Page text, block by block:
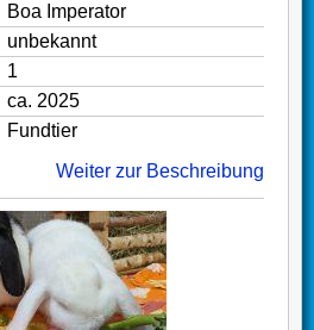
Boa Imperator
unbekannt
1
ca. 2025
Fundtier
Weiter zur Beschreibung